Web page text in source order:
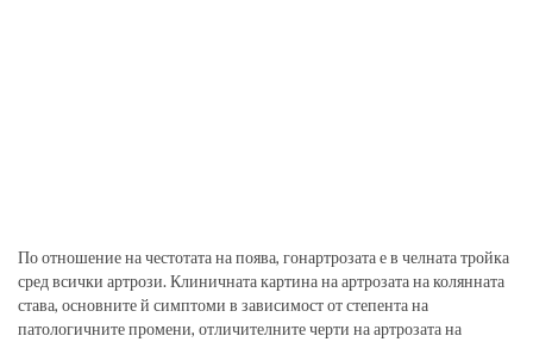
По отношение на честотата на поява, гонартрозата е в челната тройка
сред всички артрози. Клиничната картина на артрозата на колянната
става, основните й симптоми в зависимост от степента на
патологичните промени, отличителните черти на артрозата на